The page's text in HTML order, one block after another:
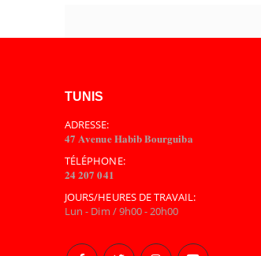
TUNIS
ADRESSE:
𝟒𝟕 𝐀𝐯𝐞𝐧𝐮𝐞 𝐇𝐚𝐛𝐢𝐛 𝐁𝐨𝐮𝐫𝐠𝐮𝐢𝐛𝐚
TÉLÉPHONE:
𝟐𝟒 𝟐𝟎𝟕 𝟎𝟒𝟏
JOURS/HEURES DE TRAVAIL:
Lun - Dim / 9h00 - 20h00